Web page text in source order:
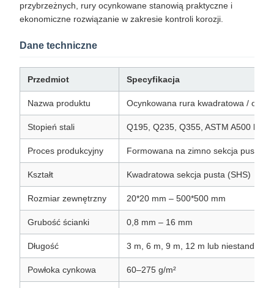
przybrzeżnych, rury ocynkowane stanowią praktyczne i
ekonomiczne rozwiązanie w zakresie kontroli korozji.
Dane techniczne
Przedmiot Specyfikacja
Nazwa produktu Ocynkowana rura kwadratowa /
Stopień stali Q195, Q235, Q355, ASTM A500
Proces produkcyjny Formowana na zimno sekcja pusta
Kształt Kwadratowa sekcja pusta (SHS)
Rozmiar zewnętrzny 20*20 mm – 500*500 mm
Grubość ścianki 0,8 mm – 16 mm
Długość 3 m, 6 m, 9 m, 12 m lub
Powłoka cynkowa 60–275 g/m²